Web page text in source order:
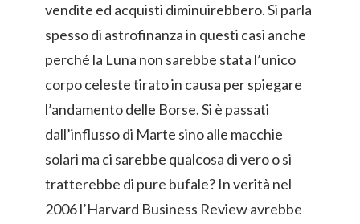
vendite ed acquisti diminuirebbero. Si parla
spesso di astrofinanza in questi casi anche
perché la Luna non sarebbe stata l’unico
corpo celeste tirato in causa per spiegare
l’andamento delle Borse. Si è passati
dall’influsso di Marte sino alle macchie
solari ma ci sarebbe qualcosa di vero o si
tratterebbe di pure bufale? In verità nel
2006 l’Harvard Business Review avrebbe